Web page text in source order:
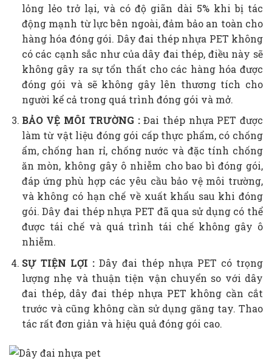
lỏng lẻo trở lại, và có độ giãn dài 5% khi bị tác
động mạnh từ lực bên ngoài, đảm bảo an toàn cho
hàng hóa đóng gói. Dây đai thép nhựa PET không
có các cạnh sắc như của dây đai thép, điều này sẽ
không gây ra sự tổn thất cho các hàng hóa được
đóng gói và sẽ không gây lên thương tích cho
người kể cả trong quá trình đóng gói và mở.
BẢO VỆ MÔI TRƯỜNG :Đai thép nhựa PET được
làm từ vật liệu đóng gói cấp thực phẩm, có chống
ẩm, chống han rỉ, chống nước và đặc tính chống
ăn mòn, không gây ô nhiễm cho bao bì đóng gói,
đáp ứng phù hợp các yêu cầu bảo vệ môi trường,
và không có hạn chế về xuất khẩu sau khi đóng
gói. Dây đai thép nhựa PET đã qua sử dụng có thể
được tái chế và quá trình tái chế không gây ô
nhiễm.
SỰ TIỆN LỢI :Dây đai thép nhựa PET có trọng
lượng nhẹ và thuận tiện vận chuyển so với dây
đai thép, dây đai thép nhựa PET không cần cắt
trước và cũng không cần sử dụng găng tay. Thao
tác rất đơn giản và hiệu quả đóng gói cao.